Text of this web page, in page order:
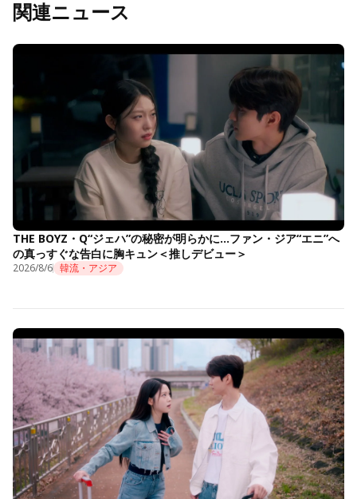
関連ニュース
THE BOYZ・Q“ジェハ”の秘密が明らかに…ファン・ジア“エニ”へ
の真っすぐな告白に胸キュン＜推しデビュー＞
2026/8/6 韓流・アジア